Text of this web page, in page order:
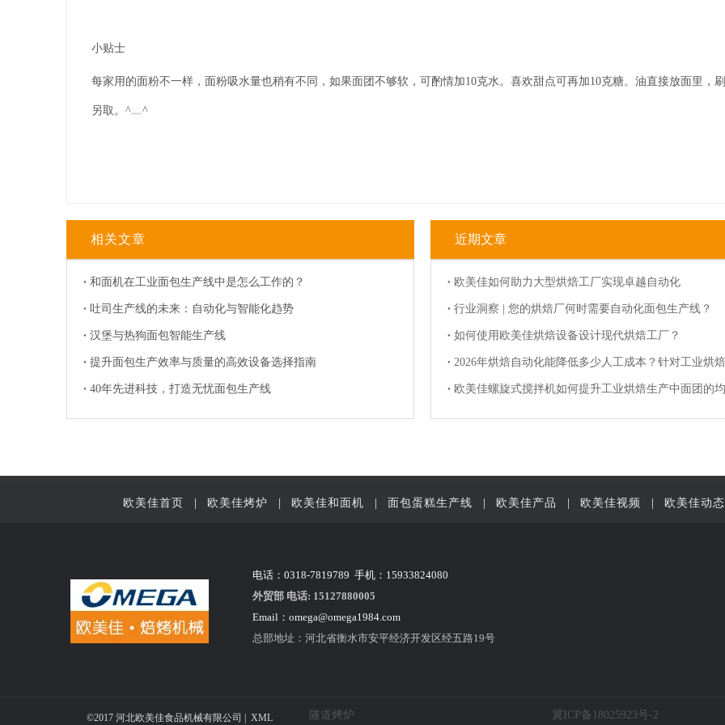
小贴士
每家用的面粉不一样，面粉吸水量也稍有不同，如果面团不够软，可酌情加10克水。喜欢甜点可再加10克糖。油直接放面里，
另取。^﹏^
相关文章
和面机在工业面包生产线中是怎么工作的？
吐司生产线的未来：自动化与智能化趋势
汉堡与热狗面包智能生产线
提升面包生产效率与质量的高效设备选择指南
40年先进科技，打造无忧面包生产线
近期文章
欧美佳如何助力大型烘焙工厂实现卓越自动化
行业洞察 | 您的烘焙厂何时需要自动化面包生产线？
如何使用欧美佳烘焙设备设计现代烘焙工厂？
欧美佳首页 欧美佳烤炉 欧美佳和面机 面包蛋糕生产线 欧美佳产品 欧美佳视频 欧美佳动态
电话：0318-7819789 手机：15933824080
外贸部 电话: 15127880005
Email： omega@omega1984.com
总部地址：河北省衡水市安平经济开发区经五路19号
©2017 河北欧美佳食品机械有限公司 | XML 隧道烤炉 冀ICP备18025923号-2